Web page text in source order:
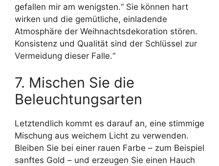
gefallen mir am wenigsten.“ Sie können hart
wirken und die gemütliche, einladende
Atmosphäre der Weihnachtsdekoration stören.
Konsistenz und Qualität sind der Schlüssel zur
Vermeidung dieser Falle.“
7. Mischen Sie die
Beleuchtungsarten
Letztendlich kommt es darauf an, eine stimmige
Mischung aus weichem Licht zu verwenden.
Bleiben Sie bei einer rauen Farbe – zum Beispiel
sanftes Gold – und erzeugen Sie einen Hauch